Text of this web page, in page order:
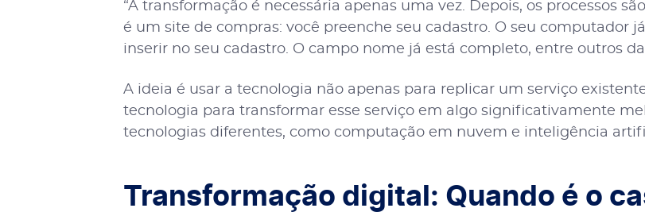
“A transformação é necessária apenas uma vez. Depois, os processos
é um site de compras: você preenche seu cadastro. O seu computador
inserir no seu cadastro. O campo nome já está completo, entre outros
A ideia é usar a tecnologia não apenas para replicar um serviço
tecnologia para transformar esse serviço em algo significativamente
tecnologias diferentes, como computação em nuvem e inteligência
Transformação digital: Quando é o